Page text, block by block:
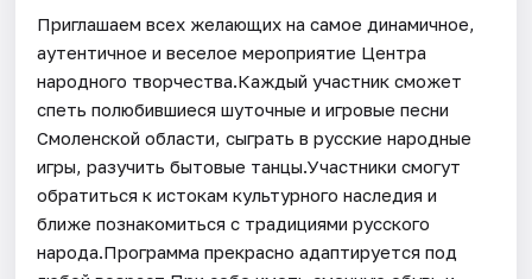
Приглашаем всех желающих на самое динамичное,
аутентичное и веселое мероприятие Центра
народного творчества.Каждый участник сможет
спеть полюбившиеся шуточные и игровые песни
Смоленской области, сыграть в русские народные
игры, разучить бытовые танцы.Участники смогут
обратиться к истокам культурного наследия и
ближе познакомиться с традициями русского
народа.Программа прекрасно адаптируется под